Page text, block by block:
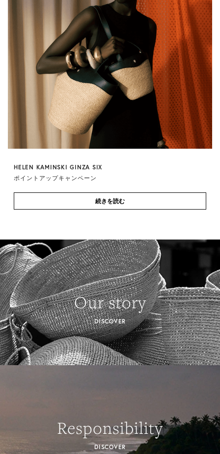
HELEN KAMINSKI GINZA SIX
ポイントアップキャンペーン
続きを読む
Our story
DISCOVER
Responsibility
DISCOVER